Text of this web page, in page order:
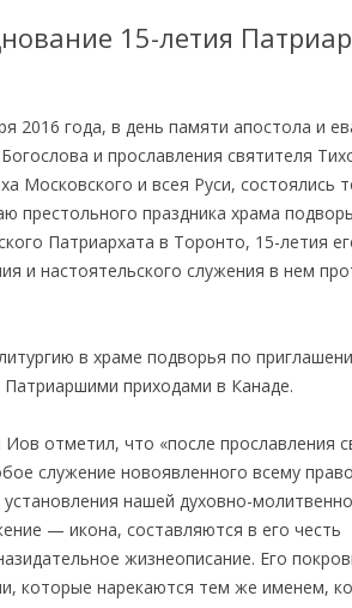
ТИХОН АКАФИСТ И МОЛИТВА
ШАГИ В ХРАМЕ
КАК ПРАВИЛЬНО
ПОДГОТОВИТЬСЯ КО
ПРИЧАЩЕНИЮ
О ПОВЕДЕНИИ В ХРАМЕ
15-летия
2016 года, в день памяти апостола и
и прославления святителя
Московского и всея Руси, состоялись
престольного праздника храма
Патриархата в Торонто, 15-летия
и настоятельского служения в нем
в храме подворья по
приходами в Канаде.
отметил, что «после прославления
служение новоявленного всему
нашей духовно-
— икона, составляются в его честь
жизнеописание. Его
которые нарекаются тем же именем,